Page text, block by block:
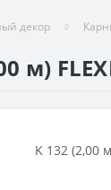
декор
м)